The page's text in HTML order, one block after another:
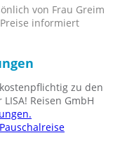
von Frau Greim
informiert
zu den
LISA! Reisen GmbH